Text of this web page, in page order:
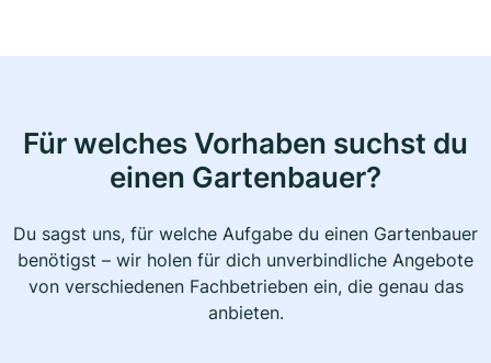
Für welches Vorhaben suchst du
einen Gartenbauer?
Du sagst uns, für welche Aufgabe du einen Gartenbauer
benötigst – wir holen für dich unverbindliche Angebote
von verschiedenen Fachbetrieben ein, die genau das
anbieten.